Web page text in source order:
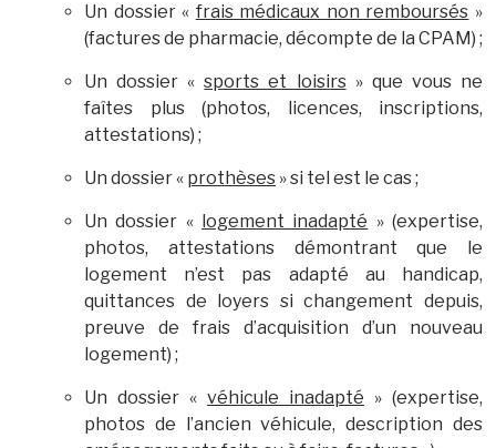
Un dossier « frais médicaux non remboursés »
(factures de pharmacie, décompte de la CPAM) ;
Un dossier «sports et loisirs» que vous ne
faîtes plus (photos, licences, inscriptions,
attestations) ;
Un dossier « prothèses » si tel est le cas ;
Un dossier « logement inadapté » (expertise,
photos, attestations démontrant que le
logement n’est pas adapté au handicap,
quittances de loyers si changement depuis,
preuve de frais d’acquisition d’un nouveau
logement) ;
Un dossier « véhicule inadapté » (expertise,
photos de l’ancien véhicule, description des